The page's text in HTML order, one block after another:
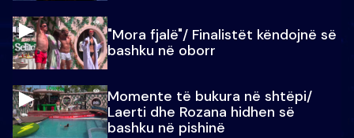
"Mora fjalë"/ Finalistët këndojnë së
bashku në oborr
Momente të bukura në shtëpi/
Laerti dhe Rozana hidhen së
bashku në pishinë